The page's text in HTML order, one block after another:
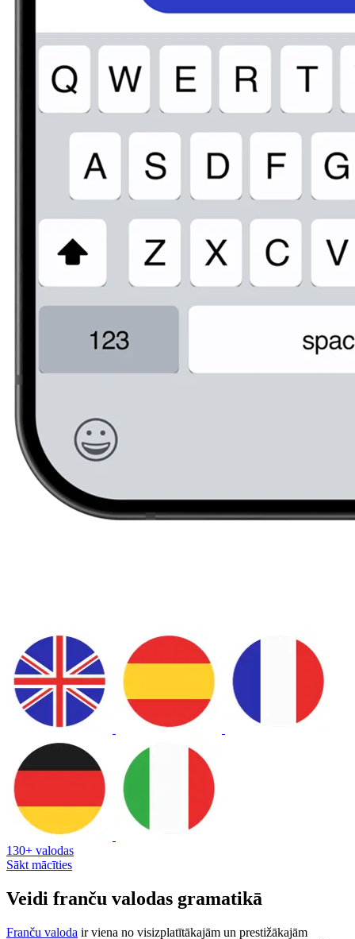
130+ valodas
Sākt mācīties
Veidi franču valodas gramatikā
Franču valoda ir viena no visizplatītākajām un prestižākajām